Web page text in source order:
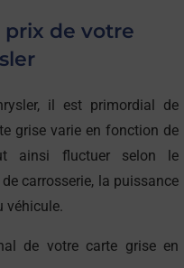
de votre
il est primordial de
grise varie en fonction de
ainsi fluctuer selon le
carrosserie, la puissance
véhicule.
de votre carte grise en